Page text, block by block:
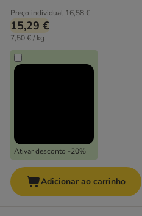
Preço individual 16,58 €
15,29 €
7,50 € / kg
Ativar desconto -20%
Adicionar ao carrinho